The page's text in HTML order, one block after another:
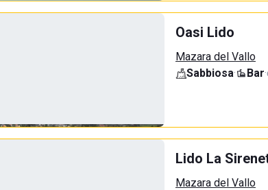
Oasi Lido
Mazara del Vallo
Sabbiosa· Bar·
Lido La
Mazara del Vallo